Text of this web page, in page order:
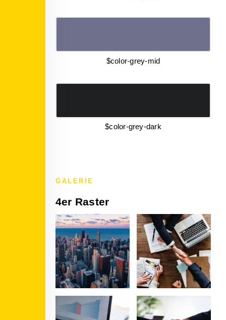
$color-grey-mid
$color-grey-dark
GALERIE
4er Raster